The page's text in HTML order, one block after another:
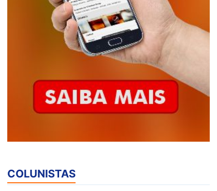
COLUNISTAS